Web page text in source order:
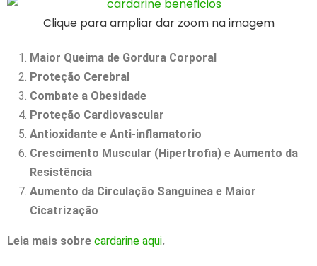
Clique para ampliar dar zoom na imagem
Maior Queima de Gordura Corporal
Proteção Cerebral
Combate a Obesidade
Proteção Cardiovascular
Antioxidante e Anti-inflamatorio
Crescimento Muscular (Hipertrofia) e Aumento da
Resistência
Aumento da Circulação Sanguínea e Maior
Cicatrização
Leia mais sobre cardarine aqui.